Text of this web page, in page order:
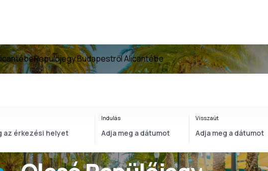
Repülőjegy Budapestről Alicantébe
Indulás Visszaút